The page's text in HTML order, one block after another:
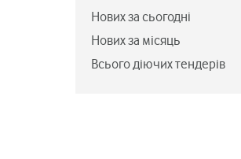
Нових за сьогодні
Нових за місяць
Всього діючих тендерів